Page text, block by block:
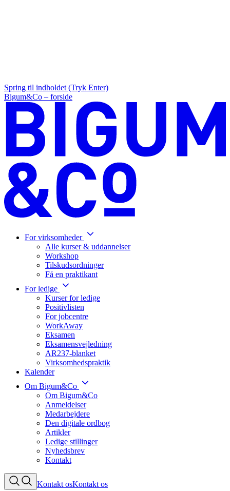
Spring til indholdet (Tryk Enter)
Bigum&Co – forside
For virksomheder
Alle kurser & uddannelser
Workshop
Tilskudsordninger
Få en praktikant
For ledige
Kurser for ledige
Positivlisten
For jobcentre
WorkAway
Eksamen
Eksamensvejledning
AR237-blanket
Virksomhedspraktik
Kalender
Om Bigum&Co
Om Bigum&Co
Anmeldelser
Medarbejdere
Den digitale ordbog
Artikler
Ledige stillinger
Nyhedsbrev
Kontakt
Kontakt osKontakt os